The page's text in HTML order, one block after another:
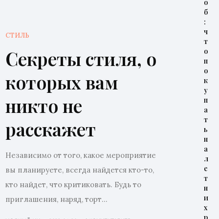
СТИЛЬ
Секреты стиля, о
которых вам
никто не
расскажет
Независимо от того, какое мероприятие
вы планируете, всегда найдется кто-то,
кто найдет, что критиковать. Будь то
приглашения, наряд, торт...
о
б
:
ч
т
о
п
о
к
у
п
а
т
ь
н
а
л
е
т
н
и
х